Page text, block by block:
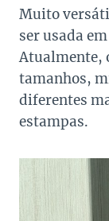
Muito
ser usada
Atualmente,
tamanhos,
diferentes
estampas.